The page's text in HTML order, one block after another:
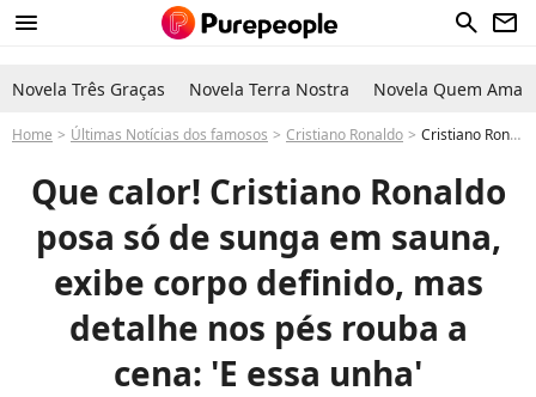
menu search newsletter
Novela Três Graças Novela Terra Nostra Novela Quem Ama
Home Últimas Notícias dos famosos Cristiano Ronaldo Cristiano Ronaldo posa só de sunga em sauna, exibe corpo definido, mas detalhe nos pés rouba a cena: 'E essa unha'
Que calor! Cristiano Ronaldo
posa só de sunga em sauna,
exibe corpo definido, mas
detalhe nos pés rouba a
cena: 'E essa unha'